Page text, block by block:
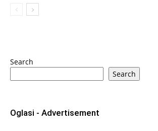
Search
Search
Oglasi - Advertisement